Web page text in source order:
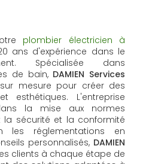
plombier électricien à
ans d'expérience dans le
Spécialisée dans
de bain, DAMIEN Services
mesure pour créer des
esthétiques. L'entreprise
la mise aux normes
la sécurité et la conformité
les réglementations en
personnalisés, DAMIEN
clients à chaque étape de